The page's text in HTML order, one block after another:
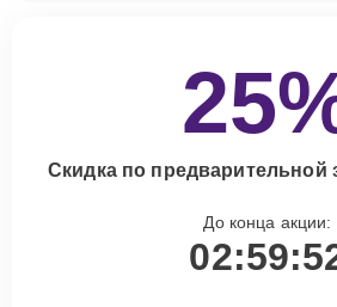
Скидка по предварительной
До конца акции: